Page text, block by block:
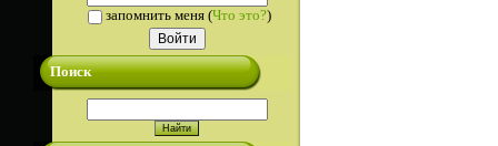
запомнить меня(Что это?)
Поиск